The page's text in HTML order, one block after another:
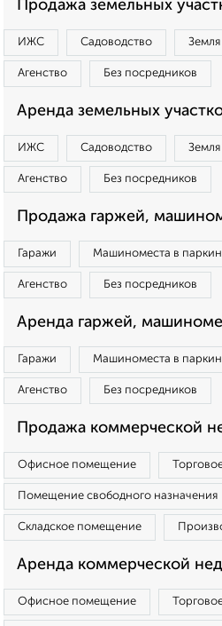
Продажа земельных
ИЖС Садоводство
Агенство Без посредников
Аренда земельных
ИЖС Садоводство
Агенство Без посредников
Продажа гаржей,
Гаражи Машиноместа в
Агенство Без посредников
Аренда гаржей,
Гаражи Машиноместа в
Агенство Без посредников
Продажа коммерческой
Офисное помещение
Помещение свободного назначения
Складское помещение
Аренда коммерческой
Офисное помещение